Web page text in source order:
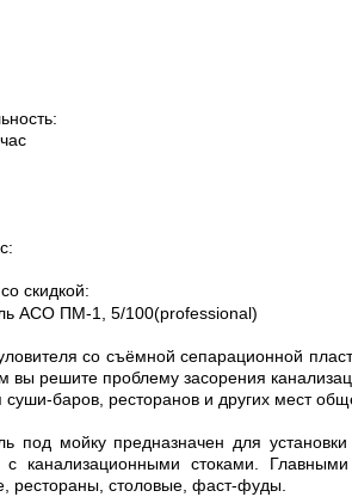
скидкой:
АСО ПМ-1, 5/100(professional)
со съёмной сепарационной
вы решите проблему засорения
суши-баров, ресторанов и других мест
под мойку предназначен для
с канализационными стоками.
рестораны, столовые, фаст-фуды.